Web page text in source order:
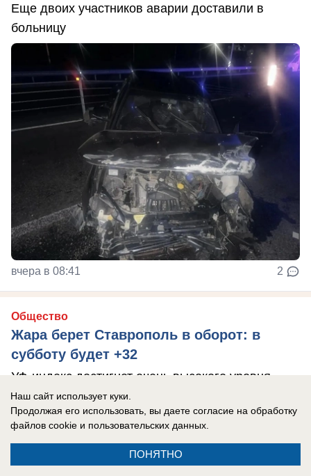
Еще двоих участников аварии доставили в
больницу
вчера в 08:41 2
Общество
Жара берет Ставрополь в оборот: в
субботу будет +32
УФ-индекс достигнет очень высокого уровня
Наш сайт использует куки.
Продолжая его использовать, вы даете согласие на обработку
файлов cookie и пользовательских данных.
ПОНЯТНО